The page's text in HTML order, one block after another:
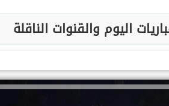
اليوم والقنوات الناقلة